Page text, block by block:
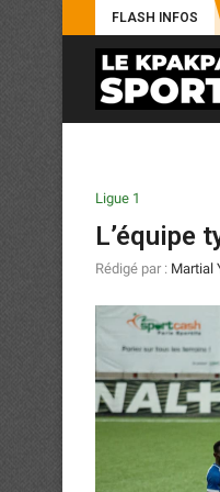
FLASH INFOS
Ligue 1
L’équipe
Rédigé par : Martial